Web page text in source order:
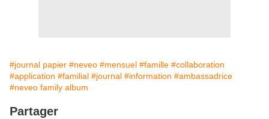
#journal papier #neveo #mensuel #famille #collaboration
#application #familial #journal #information #ambassadrice
#neveo family album
Partager